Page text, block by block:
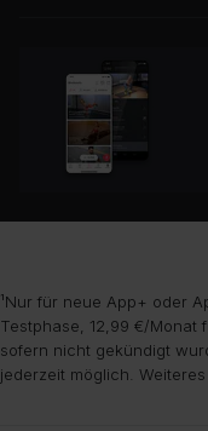
¹Nur für neue App+ oder
Testphase, 12,99 €/Monat
sofern nicht gekündigt
jederzeit möglich.